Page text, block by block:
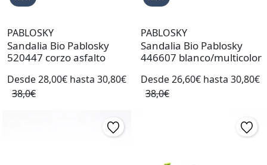
PABLOSKY
Sandalia Bio Pablosky
520447 corzo asfalto
Desde 28,00€ hasta 30,80€
38,0€
PABLOSKY
Sandalia Bio Pablosky
446607 blanco/multicolor
Desde 26,60€ hasta 30,80€
38,0€